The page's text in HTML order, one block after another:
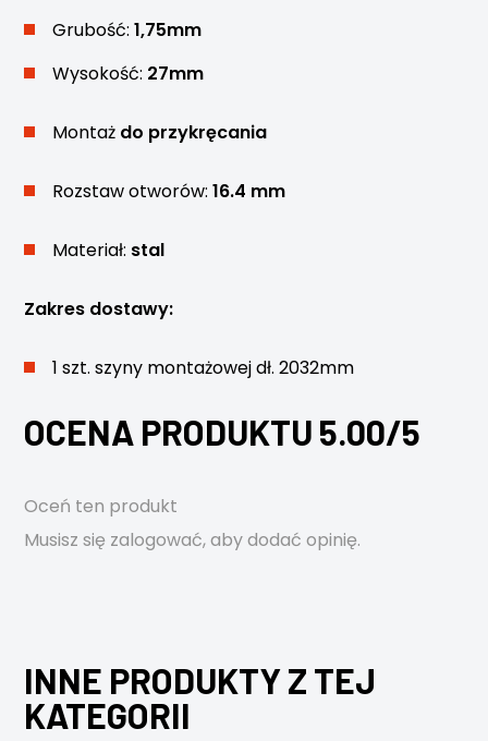
Grubość:1,75mm
Wysokość: 27mm
Montaż do przykręcania
Rozstaw otworów:16.4 mm
Materiał: stal
Zakres dostawy:
1 szt. szyny montażowej dł. 2032mm
OCENA PRODUKTU 5.00/5
Oceń ten produkt
Musisz się zalogować, aby dodać opinię.
INNE PRODUKTY Z TEJ
KATEGORII